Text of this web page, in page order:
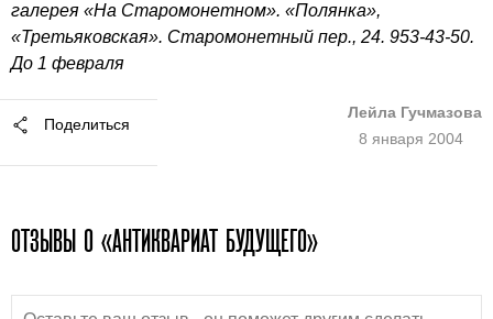
галерея «На Старомонетном». «Полянка»,
«Третьяковская». Старомонетный пер., 24. 953-43-50.
До 1 февраля
Поделиться
Лейла Гучмазова
8 января 2004
ОТЗЫВЫ О «АНТИКВАРИАТ БУДУЩЕГО»